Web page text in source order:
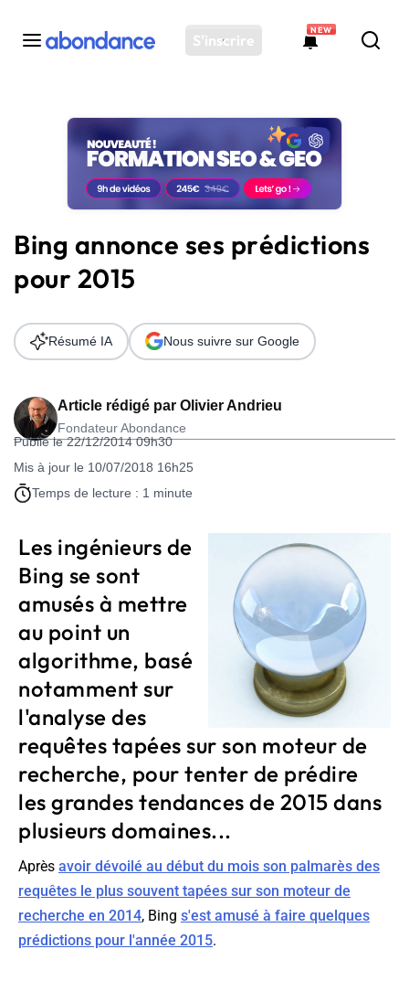
S'inscrire
NEW
Toutes les actus
Actus SEO
Plateforme
Solutions
Ressources
Audit SEO
Bing annonce ses prédictions
pour 2015
Article rédigé par Olivier Andrieu
Fondateur Abondance
Publié le 22/12/2014 09h30
Mis à jour le 10/07/2018 16h25
Temps de lecture : 1 minute
Résumé IA Nous suivre sur Google
Les ingénieurs de
Bing se sont
amusés à mettre
au point un
algorithme, basé
notamment sur
l'analyse des
requêtes tapées sur son moteur de
recherche, pour tenter de prédire
les grandes tendances de 2015 dans
plusieurs domaines...
Après avoir dévoilé au début du mois son palmarès des
requêtes le plus souvent tapées sur son moteur de
recherche en 2014, Bing s'est amusé à faire quelques
prédictions pour l'année 2015.